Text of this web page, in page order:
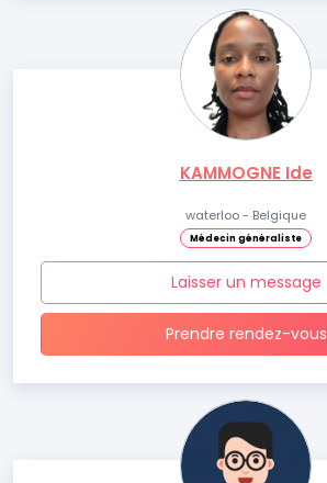
KAMMOGNE Ide
waterloo - Belgique
Médecin généraliste
Laisser un message
Prendre rendez-vous